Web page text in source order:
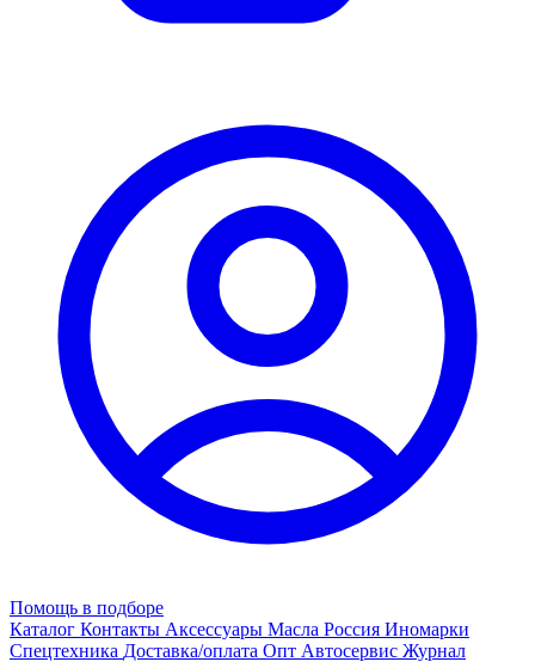
Помощь в подборе
Каталог Контакты Аксессуары Масла Россия Иномарки
Спецтехника Доставка/оплата Опт Автосервис Журнал